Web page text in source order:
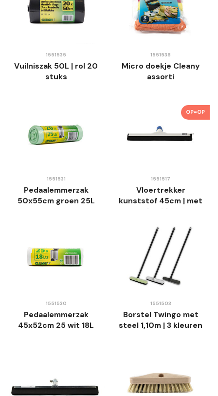
1551535
Vuilniszak 50L | rol 20
stuks
1551538
Micro doekje Cleany
assorti
1551531
Pedaalemmerzak
50x55cm groen 25L
OP=OP
1551517
Vloertrekker
kunststof 45cm | met
draaidop
1551530
Pedaalemmerzak
45x52cm 25 wit 18L
1551503
Borstel Twingo met
steel 1,10m | 3 kleuren